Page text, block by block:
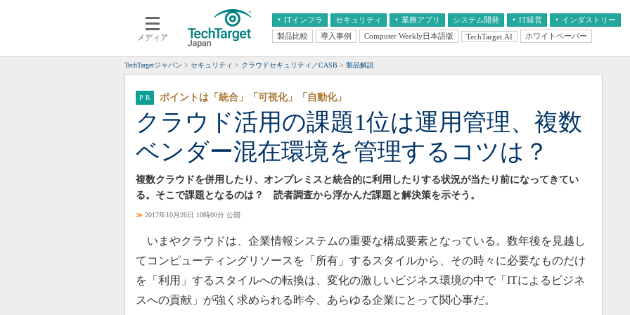
メディア
ITインフラ
クラウド
スマートモバイル
ネットワーク
システム運用管理
セキュリティ 業務アプリ
エンタープライズAI
ERP
CX
情報系システム
システム開発 IT経営
経営とIT
インダストリー
医療IT
製品比較 導入事例 Computer Weekly日本語版 TechTarget.AI ホワイトペーパー
TechTargetジャパン セキュリティ クラウドセキュリティ／CASB 製品解説
クラウド活用の課題1位は運用管理、複数
ベンダー混在環境を管理するコツは？
ポイントは「統合」「可視化」「自動化」
複数クラウドを併用したり、オンプレミスと統合的に利用したりする状況が当たり前になってきてい
る。そこで課題となるのは？ 読者調査から浮かんだ課題と解決策を示そう。
≫ 2017年10月26日 10時00分 公開
いまやクラウドは、企業情報システムの重要な構成要素となっている。数年後を見越し
てコンピューティングリソースを「所有」するスタイルから、その時々に必要なものだけ
を「利用」するスタイルへの転換は、変化の激しいビジネス環境の中で「ITによるビジネ
スへの貢献」が強く求められる昨今、あらゆる企業にとって関心事だ。